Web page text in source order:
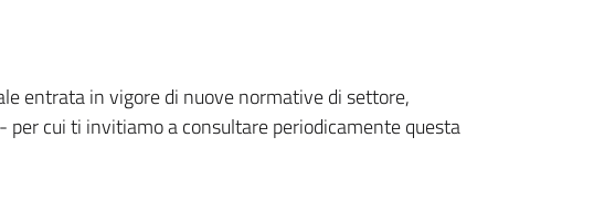
entrata in vigore di nuove normative di settore,
cui ti invitiamo a consultare periodicamente questa